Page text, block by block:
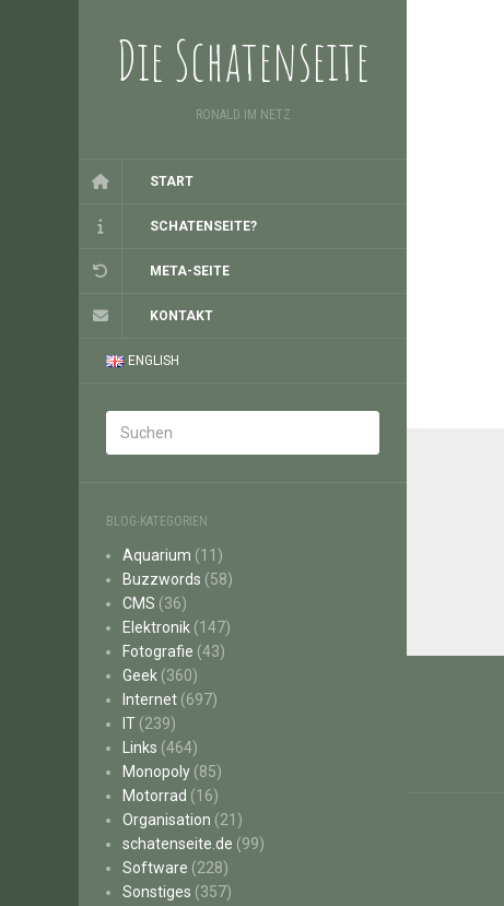
Die Schatenseite
RONALD IM NETZ
START
SCHATENSEITE?
META-SEITE
KONTAKT
ENGLISH
BLOG-KATEGORIEN
Aquarium (11)
Buzzwords (58)
CMS (36)
Elektronik (147)
Fotografie (43)
Geek (360)
Internet (697)
IT (239)
Links (464)
Monopoly (85)
Motorrad (16)
Organisation (21)
schatenseite.de (99)
Software (228)
Sonstiges (357)